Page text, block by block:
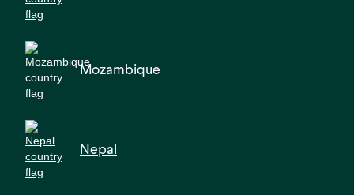
Mozambique
Nepal